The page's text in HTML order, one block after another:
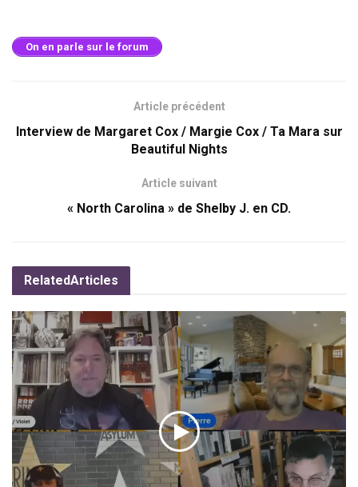
On en parle sur le forum
Article précédent
Interview de Margaret Cox / Margie Cox / Ta Mara sur
Beautiful Nights
Article suivant
« North Carolina » de Shelby J. en CD.
RelatedArticles